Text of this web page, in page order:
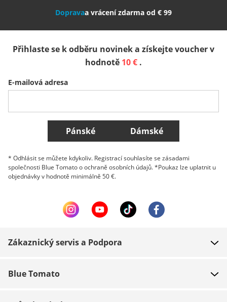
Slovenija
Belgique (Français) Danmark Norge
Všechny země
Dopravaa vrácení zdarma od € 99
Přihlaste se k odběru novinek a získejte voucher v
hodnotě 10 € .
E-mailová adresa
Pánské Dámské
* Odhlásit se můžete kdykoliv. Registrací souhlasíte se zásadami
společnosti Blue Tomato o ochraně osobních údajů. *Poukaz lze uplatnit u
objednávky v hodnotě minimálně 50 €.
Zákaznický servis a Podpora
Platba
Blue Tomato